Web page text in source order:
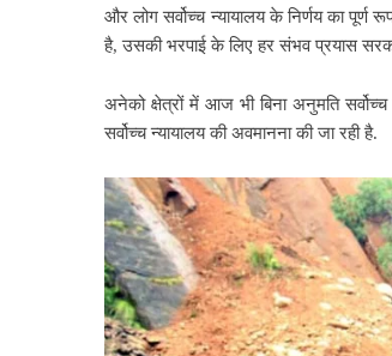
और लोग सर्वोच्च न्यायालय के निर्णय का पूर्ण
है, उसकी भरपाई के लिए हर संभव प्रयास
अनेको क्षेत्रों में आज भी बिना अनुमति
सर्वोच्च न्यायालय की अवमानना की जा रही है.